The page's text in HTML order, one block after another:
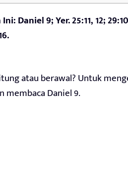
Daniel 9; Yer. 25:11, 12;
atau berawal? Untuk
Daniel 9.